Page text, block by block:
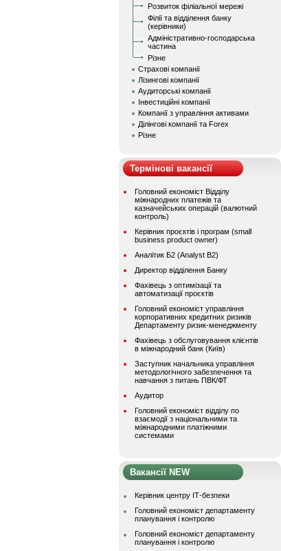
Розвиток філіальної мережі
Філії та відділення банку
(керівники)
Адміністративно-господарська
частина
Різне
Страхові компанії
Лізингові компанії
Аудиторські компанії
Інвестиційні компанії
Компанії з управління активами
Ділінгові компанії та Forex
Різне
Термінові вакансії
Головний економіст Відділу
міжнародних платежів та
казначейських операцій (валютний
контроль)
Керівник проєктів і програм (small
business product owner)
Аналітик Б2 (Analyst B2)
Директор відділення Банку
Фахівець з оптимізації та
автоматизації проєктів
Головний економіст управління
корпоративних кредитних ризиків
Департаменту ризик-менеджменту
Фахівець з обслуговування клієнтів
в міжнародний банк (Київ)
Заступник начальника управління
методологічного забезпечення та
навчання з питань ПВК/ФТ
Аудитор
Головний економіст відділу по
взаємодії з національними та
міжнародними платіжними
системами
Вакансії NEW
Керівник центру ІТ-безпеки
Головний економіст департаменту
планування і контролю
Головний економіст департаменту
планування і контролю